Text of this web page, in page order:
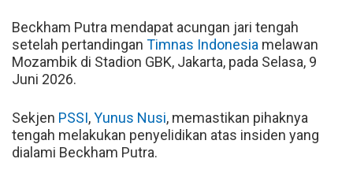
Beckham Putra mendapat acungan jari tengah
setelah pertandingan Timnas Indonesia melawan
Mozambik di Stadion GBK, Jakarta, pada Selasa, 9
Juni 2026.
Sekjen PSSI,Yunus Nusi, memastikan pihaknya
tengah melakukan penyelidikan atas insiden yang
dialami Beckham Putra.